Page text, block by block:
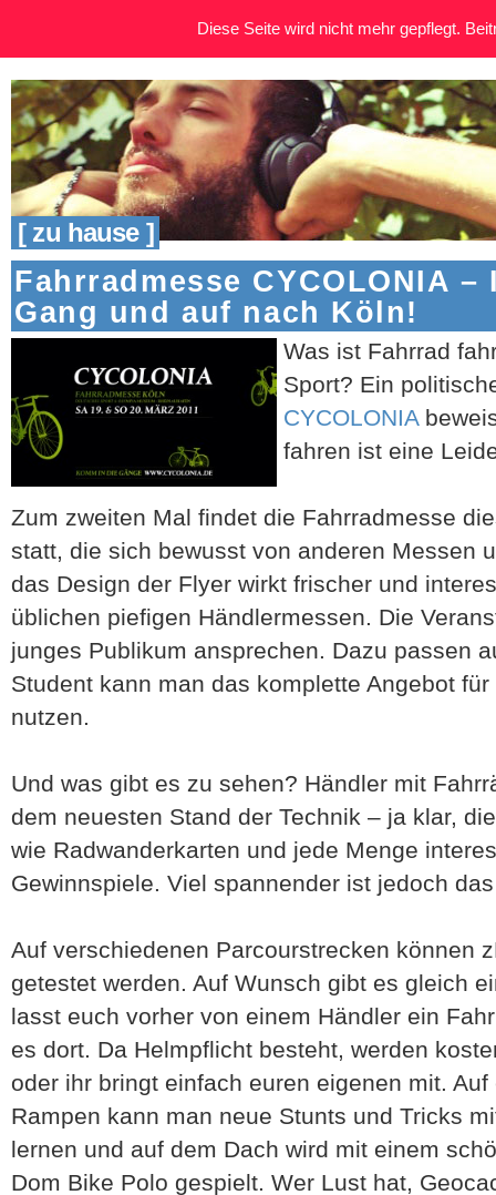
[ zu hause ]
Fahrradmesse CYCOLONIA
Gang und auf nach Köln!
Was ist Fahrrad
Sport? Ein
CYCOLONIA
fahren ist eine
Zum zweiten Mal findet die Fahrradmesse
statt, die sich bewusst von anderen Messen
das Design der Flyer wirkt frischer und
üblichen piefigen Händlermessen. Die
junges Publikum ansprechen. Dazu passen
Student kann man das komplette Angebot
nutzen.
Und was gibt es zu sehen? Händler mit
dem neuesten Stand der Technik – ja klar,
wie Radwanderkarten und jede Menge
Gewinnspiele. Viel spannender ist jedoch
Auf verschiedenen Parcourstrecken können
getestet werden. Auf Wunsch gibt es gleich
lasst euch vorher von einem Händler ein
es dort. Da Helmpflicht besteht, werden
oder ihr bringt einfach euren eigenen mit.
Rampen kann man neue Stunts und Tricks
lernen und auf dem Dach wird mit einem
Dom Bike Polo gespielt. Wer Lust hat,
Diese Seite wird nicht mehr gepflegt.